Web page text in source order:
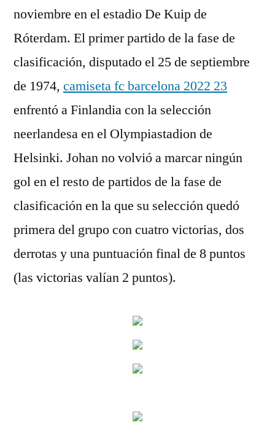
noviembre en el estadio De Kuip de
Róterdam. El primer partido de la fase de
clasificación, disputado el 25 de septiembre
de 1974, camiseta fc barcelona 2022 23
enfrentó a Finlandia con la selección
neerlandesa en el Olympiastadion de
Helsinki. Johan no volvió a marcar ningún
gol en el resto de partidos de la fase de
clasificación en la que su selección quedó
primera del grupo con cuatro victorias, dos
derrotas y una puntuación final de 8 puntos
(las victorias valían 2 puntos).